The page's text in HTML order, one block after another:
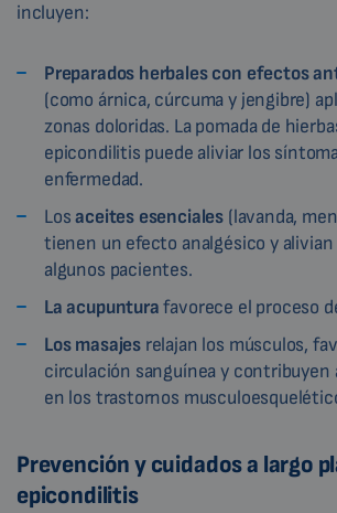
incluyen:
Preparados herbales con efectos
(como árnica, cúrcuma y jengibre)
zonas doloridas. La pomada de
epicondilitis puede aliviar los
enfermedad.
Losaceites esenciales (lavanda,
tienen un efecto analgésico y alivian
algunos pacientes.
La acupunturafavorece el proceso
Los masajes relajan los músculos,
circulación sanguínea y contribuyen
en los trastornos
Prevención y cuidados a largo
epicondilitis